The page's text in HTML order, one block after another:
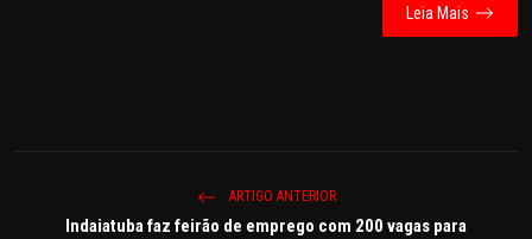
Leia Mais
ARTIGO ANTERIOR
Indaiatuba faz feirão de emprego com 200 vagas para